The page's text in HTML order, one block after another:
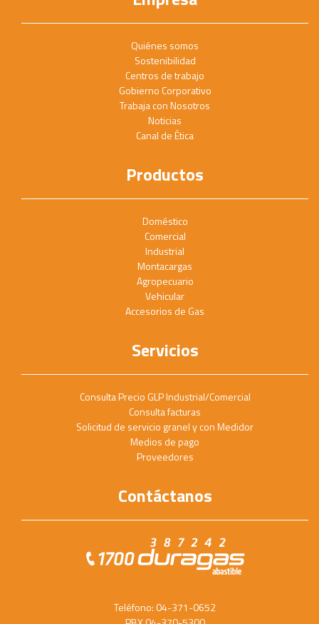
Quiénes somos
Sostenibilidad
Centros de trabajo
Gobierno Corporativo
Trabaja con Nosotros
Noticias
Canal de Ética
Productos
Doméstico
Comercial
Industrial
Montacargas
Agropecuario
Vehicular
Accesorios de Gas
Servicios
Consulta Precio GLP Industrial/Comercial
Consulta facturas
Solicitud de servicio granel y con Medidor
Medios de pago
Proveedores
Contáctanos
Teléfono: 04-371-0652